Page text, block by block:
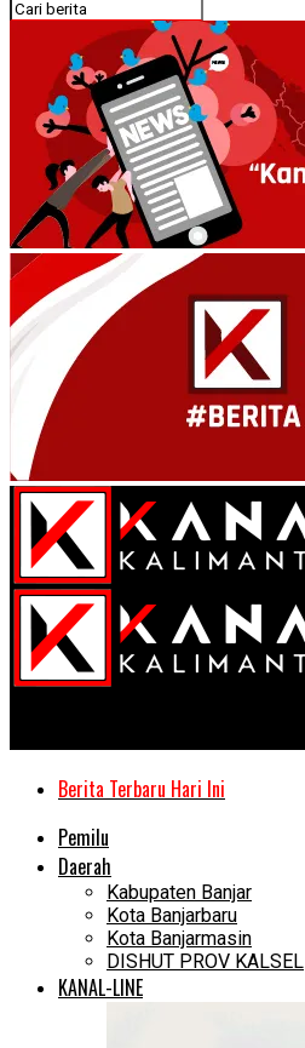
Berita Terbaru Hari Ini
Pemilu
Daerah
Kabupaten Banjar
Kota Banjarbaru
Kota Banjarmasin
DISHUT PROV KALSEL
KANAL-LINE